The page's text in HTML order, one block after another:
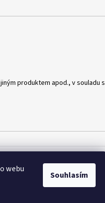
webu
Souhlasím
produktem apod., v souladu